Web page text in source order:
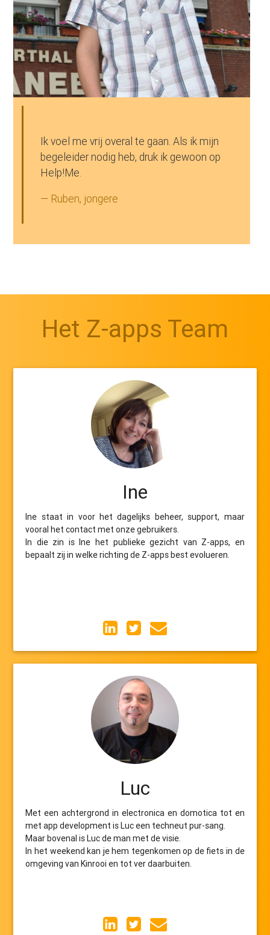
Ik voel me vrij overal te gaan. Als ik mijn
begeleider nodig heb, druk ik gewoon op
Help!Me.
— Ruben, jongere
Het Z-apps Team
Ine
Ine staat in voor het dagelijks beheer, support, maar
vooral het contact met onze gebruikers.
In die zin is Ine het publieke gezicht van Z-apps, en
bepaalt zij in welke richting de Z-apps best evolueren.
Luc
Met een achtergrond in electronica en domotica tot en
met app development is Luc een techneut pur-sang.
Maar bovenal is Luc de man met de visie.
In het weekend kan je hem tegenkomen op de fiets in de
omgeving van Kinrooi en tot ver daarbuiten.